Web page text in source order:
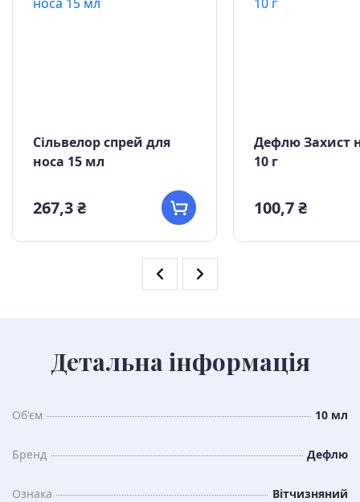
Сільвелор спрей для
носа 15 мл
267,3 ₴
Дефлю Захист
10 г
100,7 ₴
Детальна інформація
Об'єм 10 мл
Бренд Дефлю
Ознака Вітчизняний